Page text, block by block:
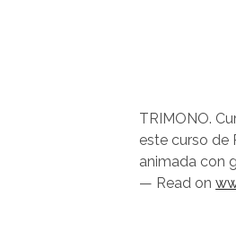
TRIMONO.
este curso de
animada con
— Read on